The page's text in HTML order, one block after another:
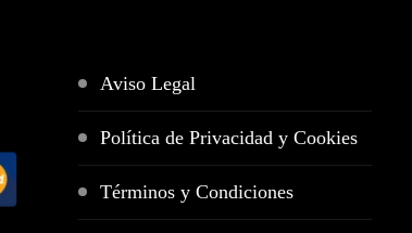
Aviso Legal
Política de Privacidad y Cookies
Términos y Condiciones